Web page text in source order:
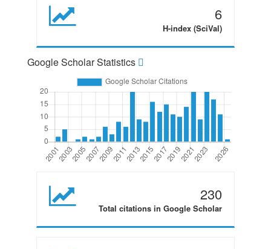
6
H-index (SciVal)
Google Scholar Statistics
230
Total citations in Google Scholar